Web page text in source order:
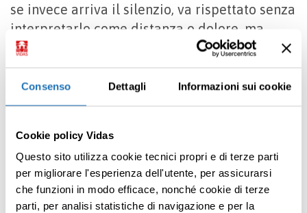
Consenso Dettagli Informazioni sui cookie
Cookie policy Vidas
Questo sito utilizza cookie tecnici propri e di terze parti
per migliorare l'esperienza dell'utente, per assicurarsi
che funzioni in modo efficace, nonché cookie di terze
parti, per analisi statistiche di navigazione e per la
se invece arriva il silenzio, va rispettato senza
interpretarlo come distanza o dolore, ma
come una forma diversa di comunicazione,
altrettanto profonda.
alimentazione assume un significato
nutrimento in senso stretto, ma al conforto.
Nel nostro approfondimento
sull’alimentazione nelle persone con malattie
inguaribili spieghiamo proprio come